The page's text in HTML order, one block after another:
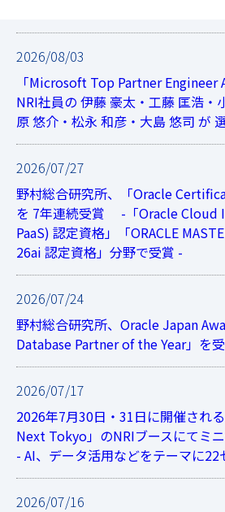
2026/08/03
「Microsoft Top Partner Engineer
NRI社員の 伊藤 豪太・工藤 匡浩・
原 悠介・松永 和彦・大島 悠司 が
2026/07/27
野村総合研究所、「Oracle
を 7年連続受賞 -「Oracle Cloud
PaaS) 認定資格」「ORACLE
26ai 認定資格」分野で受賞 -
2026/07/24
野村総合研究所、Oracle Japan
Database Partner of the Year」を
2026/07/17
2026年7月30日・31日に開催され
Next Tokyo」のNRIブースにてミ
- AI、データ活用などをテーマに
2026/07/16